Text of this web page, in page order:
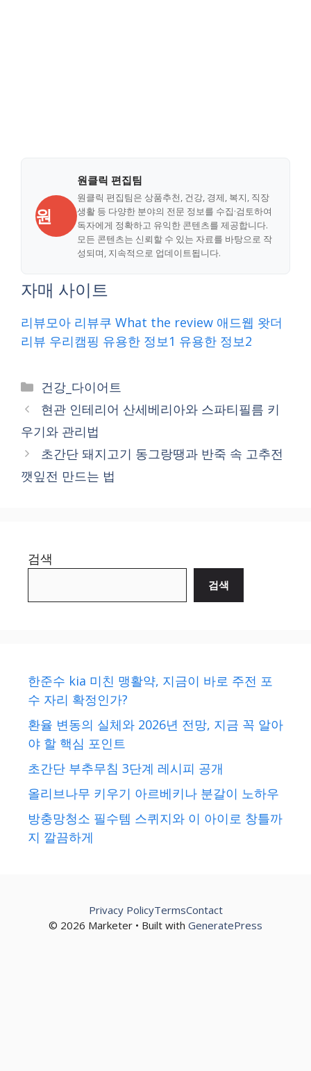
원
원클릭 편집팀
원클릭 편집팀은 상품추천, 건강, 경제, 복지, 직장
생활 등 다양한 분야의 전문 정보를 수집·검토하여
독자에게 정확하고 유익한 콘텐츠를 제공합니다.
모든 콘텐츠는 신뢰할 수 있는 자료를 바탕으로 작
성되며, 지속적으로 업데이트됩니다.
자매 사이트
리뷰모아 리뷰쿠 What the review 애드웹 왓더
리뷰 우리캠핑 유용한 정보1 유용한 정보2
Categories
건강_다이어트
현관 인테리어 산세베리아와 스파티필름 키
우기와 관리법
초간단 돼지고기 동그랑땡과 반죽 속 고추전
깻잎전 만드는 법
검색
검색
한준수 kia 미친 맹활약, 지금이 바로 주전 포
수 자리 확정인가?
환율 변동의 실체와 2026년 전망, 지금 꼭 알아
야 할 핵심 포인트
초간단 부추무침 3단계 레시피 공개
올리브나무 키우기 아르베키나 분갈이 노하우
방충망청소 필수템 스퀴지와 이 아이로 창틀까
지 깔끔하게
© 2026 Marketer • Built with GeneratePress
Privacy PolicyTermsContact